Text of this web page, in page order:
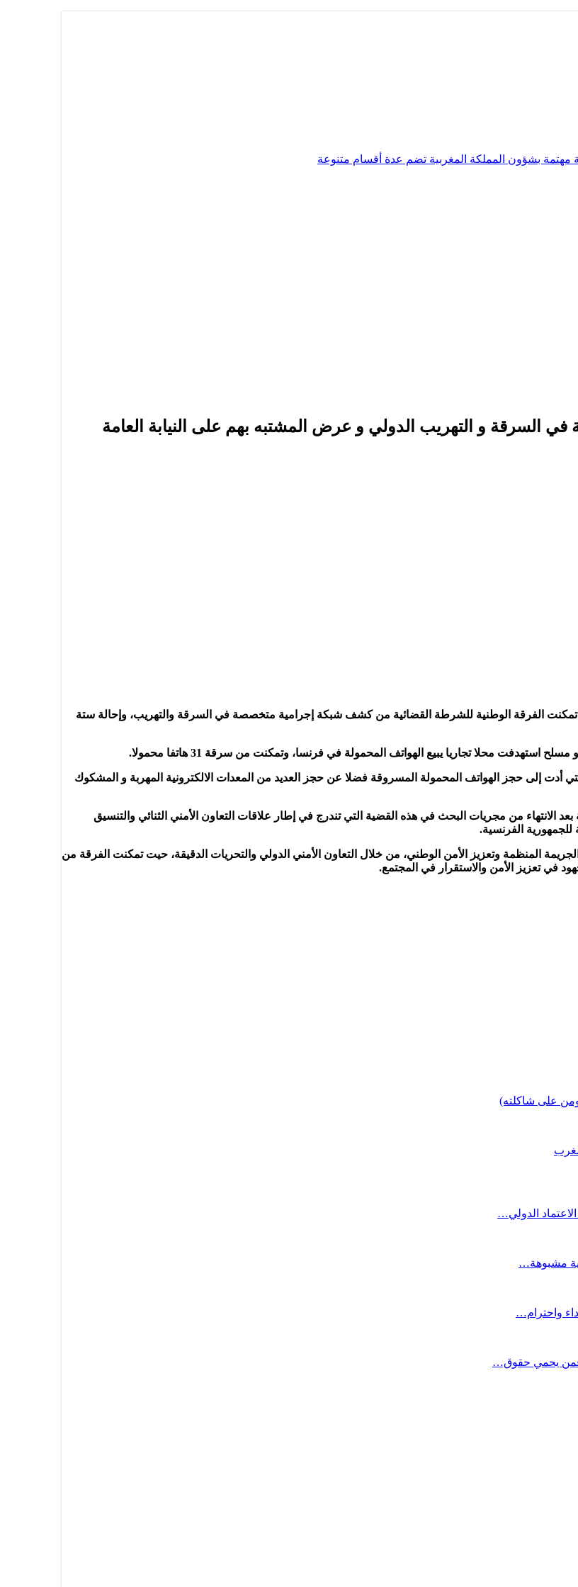
و التهريب الدولي و عرض المشتبه بهم على النيابة العامة
تمكنت الفرقة الوطنية للشرطة القضائية من كشف شبكة إجرامية متخصصة في السرقة والتهريب، وإحالة ستة
محلا تجاريا يبيع الهواتف المحمولة في فرنسا، وتمكنت من سرقة 31 هاتفا محمولا.
أدت إلى حجز الهواتف المحمولة المسروقة فضلا عن حجز العديد من المعدات الالكترونية المهربة و المشكوك
الانتهاء من مجريات البحث في هذه القضية التي تندرج في إطار علاقات التعاون الأمني الثنائي والتنسيق
للجمهورية الفرنسية.
المنظمة وتعزيز الأمن الوطني، من خلال التعاون الأمني الدولي والتحريات الدقيقة، حيت تمكنت الفرقة من
في تعزيز الأمن والاستقرار في المجتمع.
على شاكلته)
الدولي…
مشبوهة…
واحترام…
فمن يحمي حقوق…